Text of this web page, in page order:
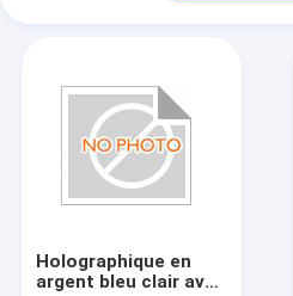
Holographique en
argent bleu clair avec